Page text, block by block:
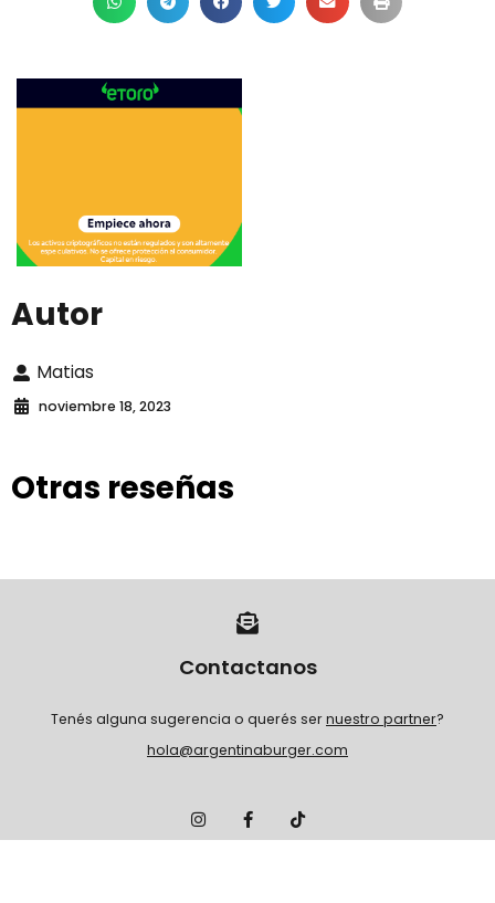
Autor
Matias
noviembre 18, 2023
Otras reseñas
Contactanos
Tenés alguna sugerencia o querés sernuestro partner?
hola@argentinaburger.com
I
n
s
F
a
c
T
i
k